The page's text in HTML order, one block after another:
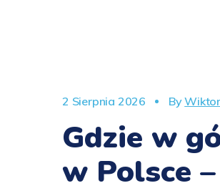
2 Sierpnia 2026 By
Gdzie w
w Polsce